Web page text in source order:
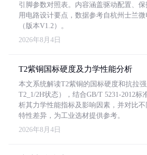
引脚参数对照表。内容涵盖驱动配置、
用电路设计要点，数据参考自杭州士兰
（版本V1.2）。
2026年8月4日
T2紫铜国标硬度及力学性能分析
本文系统解读T2紫铜的国标硬度和抗拉
T2_1/2H状态），结合GB/T 5231-2012标
析其力学性能指标及影响因素，并对比
特性差异，为工业选材提供参考。
2026年8月4日